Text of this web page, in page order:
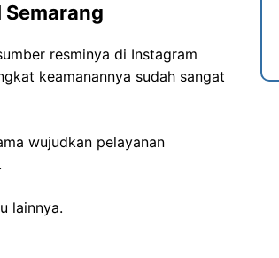
Semarang
resminya di Instagram
keamanannya sudah sangat
wujudkan pelayanan
lainnya.